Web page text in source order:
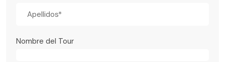
Nombre del Tour